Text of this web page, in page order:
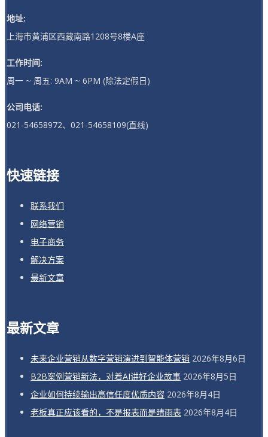
地址:
上海市黄浦区西藏南路1208号8楼A座
工作时间:
周一 ~ 周五: 9AM ~ 6PM (除法定假日)
公司电话:
021-54658972、021-54658109(直线)
快速链接
联系我们
网络营销
电子商务
解决方案
最新文章
最新文章
未来企业营销从数字营销演进到智能体营销 2026年8月6日
B2B案例营销新法，对着AI讲好企业故事 2026年8月5日
企业如何持续输出高信任度优质内容 2026年8月4日
老板真正应该看的，不是报表而是晴雨表 2026年8月4日